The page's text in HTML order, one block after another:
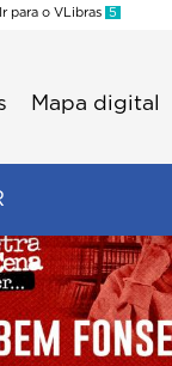
para o VLibras 5
Mapa digital